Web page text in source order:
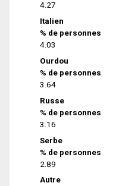
4.27
Italien
% de personnes
4.03
Ourdou
% de personnes
3.64
Russe
% de personnes
3.16
Serbe
% de personnes
2.89
Autre